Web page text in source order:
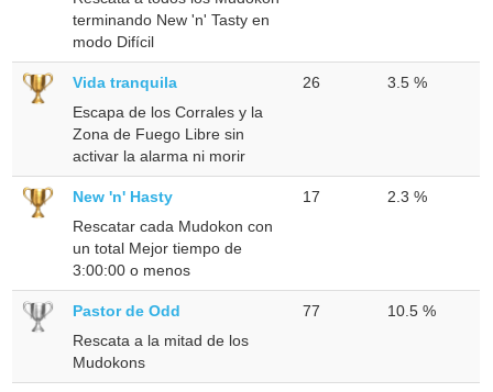
terminando New 'n' Tasty en
modo Difícil
Vida tranquila
Escapa de los Corrales y la
Zona de Fuego Libre sin
activar la alarma ni morir
26 3.5 %
New 'n' Hasty
Rescatar cada Mudokon con
un total Mejor tiempo de
3:00:00 o menos
17 2.3 %
Pastor de Odd
Rescata a la mitad de los
Mudokons
77 10.5 %